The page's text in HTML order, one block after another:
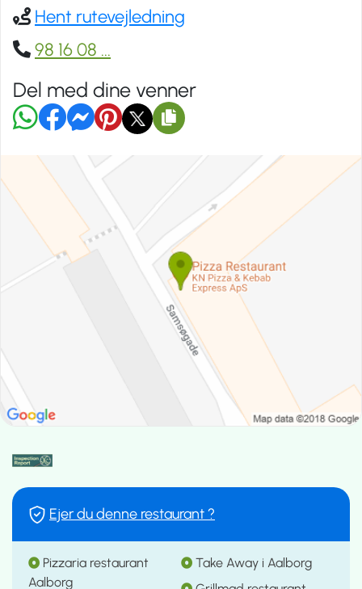
Hent rutevejledning
98 16 08 ...
Del med dine venner
Ejer du denne restaurant ?
Pizzaria restaurant
Aalborg
Take Away i Aalborg